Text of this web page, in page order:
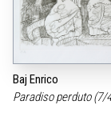
Baj Enrico
Paradiso perduto (7/